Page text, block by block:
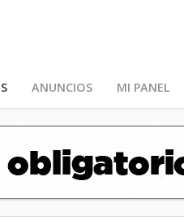
ANUNCIOS MI PANEL